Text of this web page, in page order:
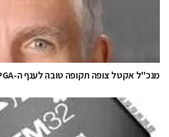
מנכ"ל אקטל צופה תקופה טובה לענף ה-FPGA